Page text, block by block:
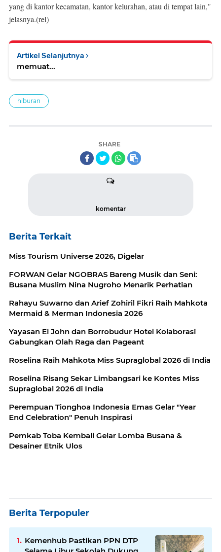
yang di kantor kecamatan, kantor kelurahan, atau di tempat lain,"
jelasnya.(rel)
Artikel Selanjutnya
memuat...
hiburan
SHARE
komentar
Berita Terkait
Miss Tourism Universe 2026, Digelar
FORWAN Gelar NGOBRAS Bareng Musik dan Seni:
Busana Muslim Nina Nugroho Menarik Perhatian
Rahayu Suwarno dan Arief Zohiril Fikri Raih Mahkota
Mermaid & Merman Indonesia 2026
Yayasan El John dan Borrobudur Hotel Kolaborasi
Gabungkan Olah Raga dan Pageant
Roselina Raih Mahkota Miss Supraglobal 2026 di India
Roselina Risang Sekar Limbangsari ke Kontes Miss
Supraglobal 2026 di India
Perempuan Tionghoa Indonesia Emas Gelar "Year
End Celebration" Penuh Inspirasi
Pemkab Toba Kembali Gelar Lomba Busana &
Desainer Etnik Ulos
Berita Terpopuler
Kemenhub Pastikan PPN DTP